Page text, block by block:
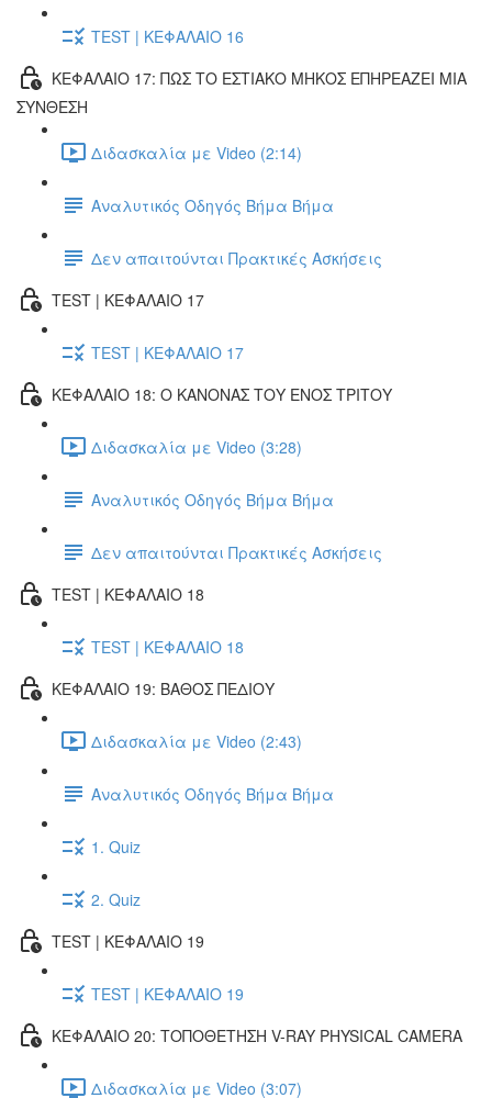
TEST | ΚΕΦΑΛΑΙΟ 16
ΚΕΦΑΛΑΙΟ 17: ΠΩΣ ΤΟ ΕΣΤΙΑΚΟ ΜΗΚΟΣ ΕΠΗΡΕΑΖΕΙ ΜΙΑ
ΣΥΝΘΕΣΗ
Διδασκαλία με Video (2:14)
Αναλυτικός Οδηγός Βήμα Βήμα
Δεν απαιτούνται Πρακτικές Ασκήσεις
TEST | ΚΕΦΑΛΑΙΟ 17
TEST | ΚΕΦΑΛΑΙΟ 17
ΚΕΦΑΛΑΙΟ 18: Ο ΚΑΝΟΝΑΣ ΤΟΥ ΕΝΟΣ ΤΡΙΤΟΥ
Διδασκαλία με Video (3:28)
Αναλυτικός Οδηγός Βήμα Βήμα
Δεν απαιτούνται Πρακτικές Ασκήσεις
TEST | ΚΕΦΑΛΑΙΟ 18
TEST | ΚΕΦΑΛΑΙΟ 18
ΚΕΦΑΛΑΙΟ 19: ΒΑΘΟΣ ΠΕΔΙΟΥ
Διδασκαλία με Video (2:43)
Αναλυτικός Οδηγός Βήμα Βήμα
1. Quiz
2. Quiz
TEST | ΚΕΦΑΛΑΙΟ 19
TEST | ΚΕΦΑΛΑΙΟ 19
ΚΕΦΑΛΑΙΟ 20: ΤΟΠΟΘΕΤΗΣΗ V-RAY PHYSICAL CAMERA
Διδασκαλία με Video (3:07)